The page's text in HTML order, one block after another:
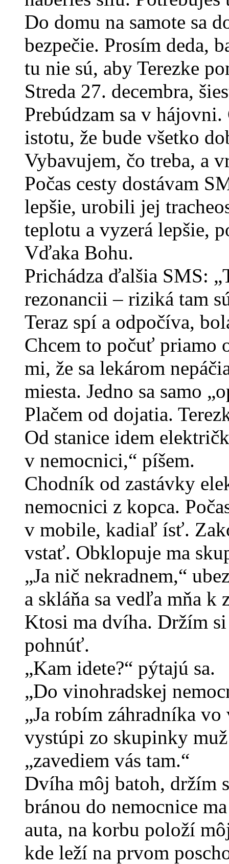
Do domu na samote sa
bezpečie. Prosím deda,
tu nie sú, aby Terezke
Streda 27. decembra,
Prebúdzam sa v
istotu, že bude všetko
Vybavujem, čo treba, a
Počas cesty dostávam
lepšie, urobili jej
teplotu a vyzerá lepšie,
Vďaka Bohu.
Prichádza ďalšia SMS:
rezonancii – riziká tam
Teraz spí a odpočíva,
Chcem to počuť priamo
mi, že sa lekárom
miesta. Jedno sa samo
Plačem od dojatia.
Od stanice idem
v nemocnici,“ píšem.
Chodník od zastávky
nemocnici z kopca.
v mobile, kadiaľ ísť.
vstať. Obklopuje ma
„Ja nič nekradnem,“
a skláňa sa vedľa mňa k
Ktosi ma dvíha. Držím
pohnúť.
„Kam idete?“ pýtajú sa.
„Do vinohradskej
„Ja robím záhradníka
vystúpi zo skupinky
„zavediem vás tam.“
Dvíha môj batoh, držím
bránou do nemocnice
auta, na korbu položí
kde leží na prvom